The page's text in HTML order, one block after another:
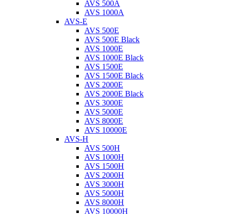
AVS 500A
AVS 1000A
AVS-E
AVS 500E
AVS 500E Black
AVS 1000E
AVS 1000E Black
AVS 1500E
AVS 1500E Black
AVS 2000E
AVS 2000E Black
AVS 3000E
AVS 5000E
AVS 8000E
AVS 10000E
AVS-H
AVS 500H
AVS 1000H
AVS 1500H
AVS 2000H
AVS 3000H
AVS 5000H
AVS 8000H
AVS 10000H